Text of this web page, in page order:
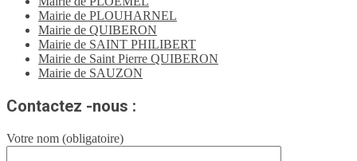
Mairie de PLOUHARNEL
Mairie de QUIBERON
Mairie de SAINT PHILIBERT
Mairie de Saint Pierre QUIBERON
Mairie de SAUZON
Contactez -nous :
Votre nom (obligatoire)